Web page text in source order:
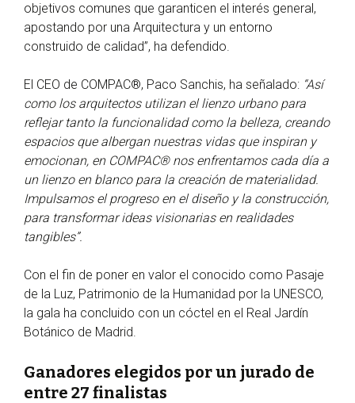
objetivos comunes que garanticen el interés general,
apostando por una Arquitectura y un entorno
construido de calidad”, ha defendido.
El CEO de COMPAC®, Paco Sanchis, ha señalado: “Así
como los arquitectos utilizan el lienzo urbano para
reflejar tanto la funcionalidad como la belleza, creando
espacios que albergan nuestras vidas que inspiran y
emocionan, en COMPAC®️ nos enfrentamos cada día a
un lienzo en blanco para la creación de materialidad.
Impulsamos el progreso en el diseño y la construcción,
para transformar ideas visionarias en realidades
tangibles”.
Con el fin de poner en valor el conocido como Pasaje
de la Luz, Patrimonio de la Humanidad por la UNESCO,
la gala ha concluido con un cóctel en el Real Jardín
Botánico de Madrid.
Ganadores elegidos por un jurado de
entre 27 finalistas